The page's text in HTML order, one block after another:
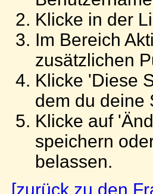
Klicke in der
Im Bereich
zusätzlichen
Klicke 'Diese
dem du deine
Klicke auf
speichern
belassen.
[zurück zu den